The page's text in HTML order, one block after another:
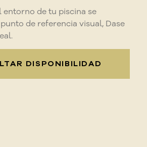
entorno de tu piscina se
de referencia visual, Dase
DISPONIBILIDAD